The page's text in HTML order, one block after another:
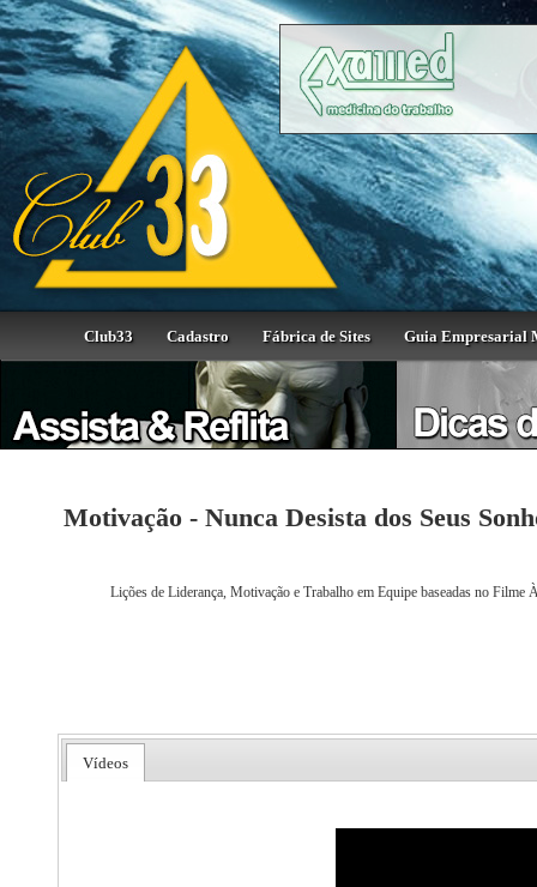
Club33 Cadastro Fábrica de Sites Guia Empresarial
Motivação - Nunca Desista dos Seus
Lições de Liderança, Motivação e Trabalho em Equipe baseadas no Filme
Vídeos